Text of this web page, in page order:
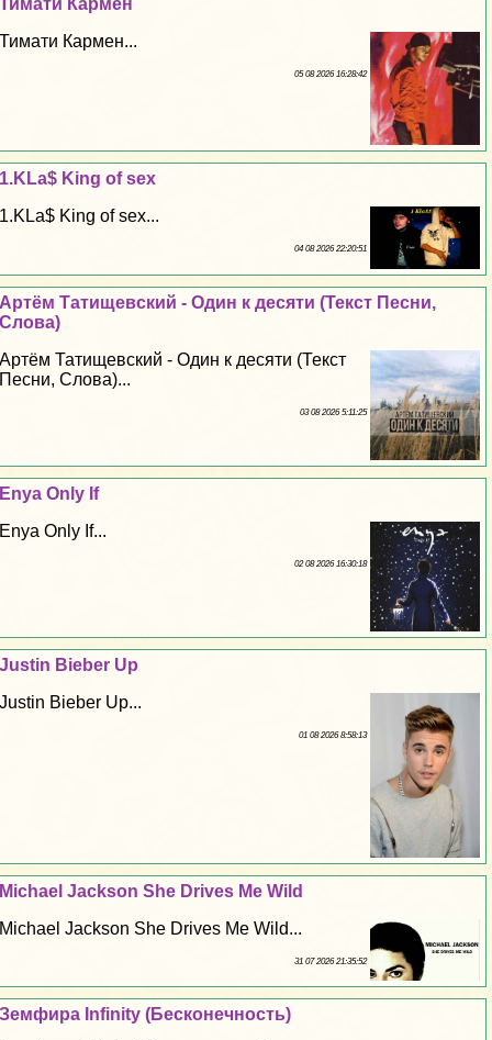
Тимати Кармен
Тимати Кармен...
05 08 2026 16:28:42
1.KLa$ King of sех
1.KLa$ King of sех...
04 08 2026 22:20:51
Артём Татищевский - Один к десяти (Текст Песни,
Слова)
Артём Татищевский - Один к десяти (Текст
Песни, Слова)...
03 08 2026 5:11:25
Enya Only If
Enya Only If...
02 08 2026 16:30:18
Justin Bieber Up
Justin Bieber Up...
01 08 2026 8:58:13
Michael Jackson She Drives Me Wild
Michael Jackson She Drives Me Wild...
31 07 2026 21:35:52
Земфира Infinity (Бесконечность)